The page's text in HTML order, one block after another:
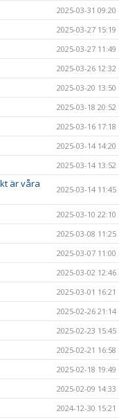
2025-03-31 09:20
2025-03-27 15:19
2025-03-27 11:49
2025-03-26 12:32
2025-03-20 13:50
2025-03-18 20:52
2025-03-16 17:18
2025-03-14 14:20
2025-03-14 13:52
är våra
2025-03-14 11:45
2025-03-10 22:10
2025-03-08 11:25
2025-03-07 11:00
2025-03-02 12:46
2025-03-01 16:21
2025-02-26 21:14
2025-02-23 15:45
2025-02-21 16:58
2025-02-18 19:49
2025-02-09 14:33
2024-12-30 15:21